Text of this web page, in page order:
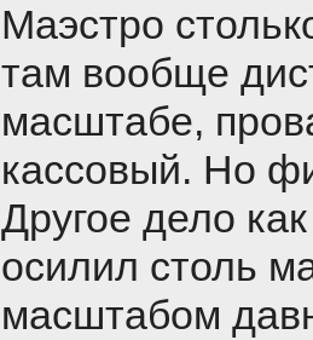
Маэстро
там вообще
масштабе,
кассовый. Но
Другое дело
осилил столь
масштабом